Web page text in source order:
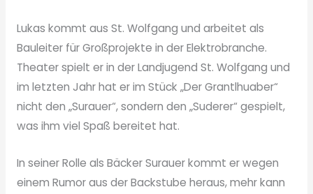
Lukas kommt aus St. Wolfgang und arbeitet als
Bauleiter für Großprojekte in der Elektrobranche.
Theater spielt er in der Landjugend St. Wolfgang und
im letzten Jahr hat er im Stück „Der Grantlhuaber“
nicht den „Surauer“, sondern den „Suderer“ gespielt,
was ihm viel Spaß bereitet hat.
In seiner Rolle als Bäcker Surauer kommt er wegen
einem Rumor aus der Backstube heraus, mehr kann